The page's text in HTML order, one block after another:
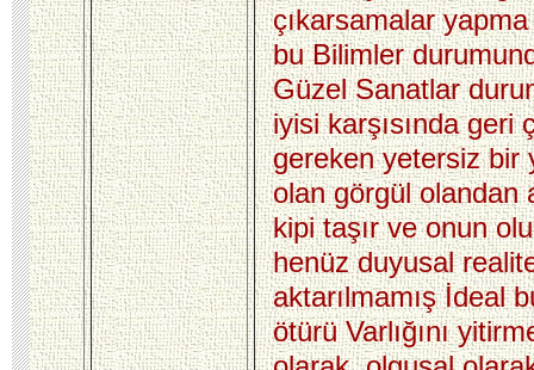
çıkarsamalar
bu Bilimler
Güzel Sanatlar
iyisi karşısında geri
gereken yetersiz bir
olan görgül olandan
kipi taşır ve onun
henüz duyusal
aktarılmamış İdeal
ötürü Varlığını